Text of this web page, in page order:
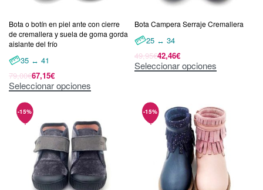
Bota o botín en piel ante con cierre
de cremallera y suela de goma gorda
aislante del frío
35 ↔ 41
79,00€67,15€
Seleccionar opciones
Bota Campera Serraje Cremallera
25 ↔ 34
49,95€42,46€
Seleccionar opciones